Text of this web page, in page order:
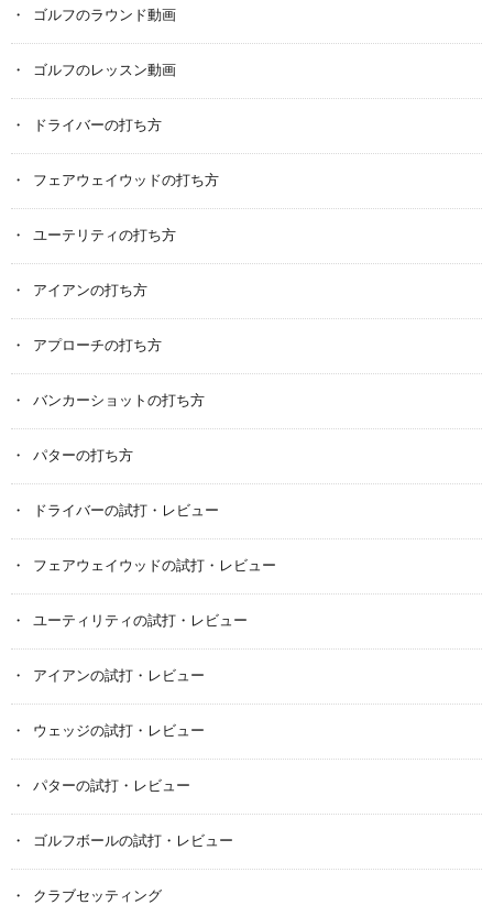
ゴルフのラウンド動画
ゴルフのレッスン動画
ドライバーの打ち方
フェアウェイウッドの打ち方
ユーテリティの打ち方
アイアンの打ち方
アプローチの打ち方
バンカーショットの打ち方
パターの打ち方
ドライバーの試打・レビュー
フェアウェイウッドの試打・レビュー
ユーティリティの試打・レビュー
アイアンの試打・レビュー
ウェッジの試打・レビュー
パターの試打・レビュー
ゴルフボールの試打・レビュー
クラブセッティング